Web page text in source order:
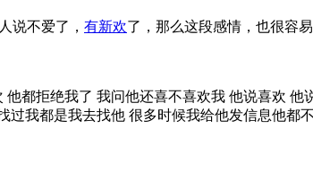
说不爱了， 有新欢了，那么这段感情，也很容易
都拒绝我了 我问他还喜不喜欢我 他说喜欢 他
过我都是我去找他 很多时候我给他发信息他都